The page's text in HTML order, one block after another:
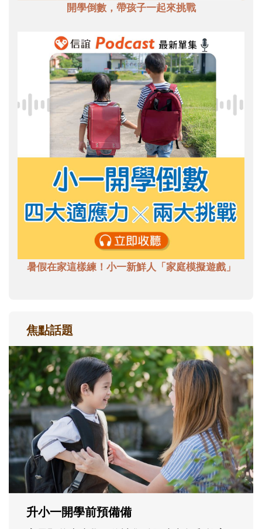
開學倒數，帶孩子一起來挑戰
暑假在家這樣練！小一新鮮人「家庭模擬遊戲」
焦點話題
和孩子一起長大的那個男人│讀懂父親的
不同模樣
沒有人天生就擅長當爸爸！男人總是在一次
次「前所未有」的體驗中，跟著孩子一起長
大。從給予安全感的肢體遊戲，到獨立自
主、角色認同及解決問題的能力養成。爸爸
正嘗試用不同的模樣，參與孩子每個重要的